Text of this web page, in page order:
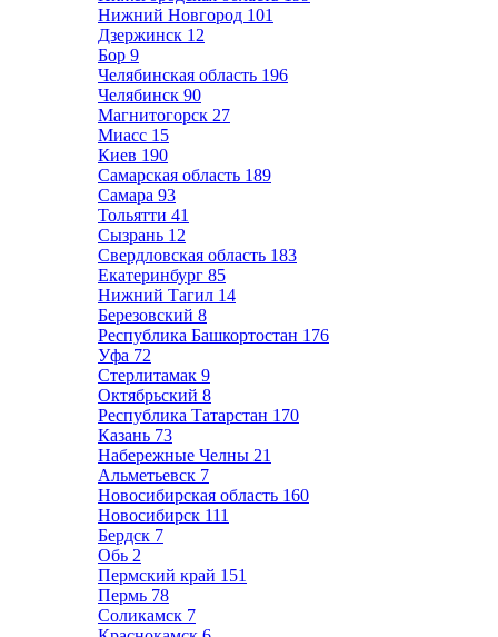
Нижний Новгород 101
Дзержинск 12
Бор 9
Челябинская область 196
Челябинск 90
Магнитогорск 27
Миасс 15
Киев 190
Самарская область 189
Самара 93
Тольятти 41
Сызрань 12
Свердловская область 183
Екатеринбург 85
Нижний Тагил 14
Березовский 8
Республика Башкортостан 176
Уфа 72
Стерлитамак 9
Октябрьский 8
Республика Татарстан 170
Казань 73
Набережные Челны 21
Альметьевск 7
Новосибирская область 160
Новосибирск 111
Бердск 7
Обь 2
Пермский край 151
Пермь 78
Соликамск 7